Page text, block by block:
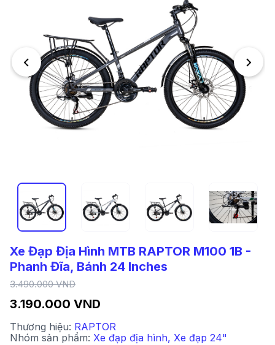
Xe Đạp Địa Hình MTB RAPTOR M100 1B -
Phanh Đĩa, Bánh 24 Inches
3.190.000 VND
3.490.000 VND
Thương hiệu: RAPTOR
Nhóm sản phẩm: Xe đạp địa hình, Xe đạp 24"